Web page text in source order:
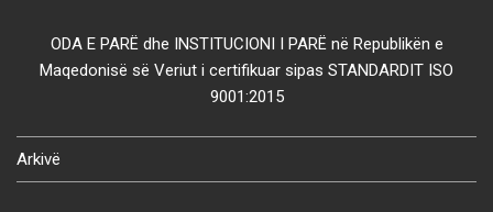
ODA E PARË dhe INSTITUCIONI I PARË në Republikën e
Maqedonisë së Veriut i certifikuar sipas STANDARDIT ISO
9001:2015
Arkivë